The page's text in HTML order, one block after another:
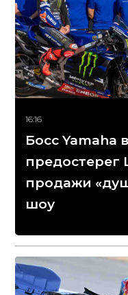
16:16
Босс Yamaha
предостерег
продажи
шоу